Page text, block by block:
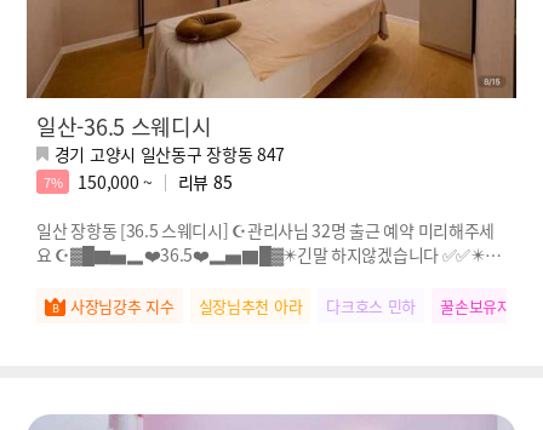
일산-36.5 스웨디시
경기 고양시 일산동구 장항동 847
7% 150,000 ~ 리뷰 85
일산 장항동 [36.5 스웨디시] ☪️관리사님 32명 출근 예약 미리해주세
요 ☪️▓█▇▅▂❤️36.5❤️▂▅▇█▓✴️긴말 하지않겠습니다 ✅️✅️✴️❤️
사장님강추 지수 실장님추천 아라 다크호스 민하 꿀손보유자 승아